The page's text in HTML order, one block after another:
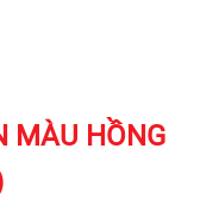
MÀU HỒNG